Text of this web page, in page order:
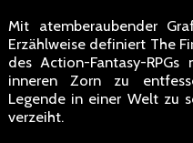
Mit atemberaubender
Erzählweise definiert The
des Action-Fantasy-
inneren Zorn zu
Legende in einer Welt zu
verzeiht.